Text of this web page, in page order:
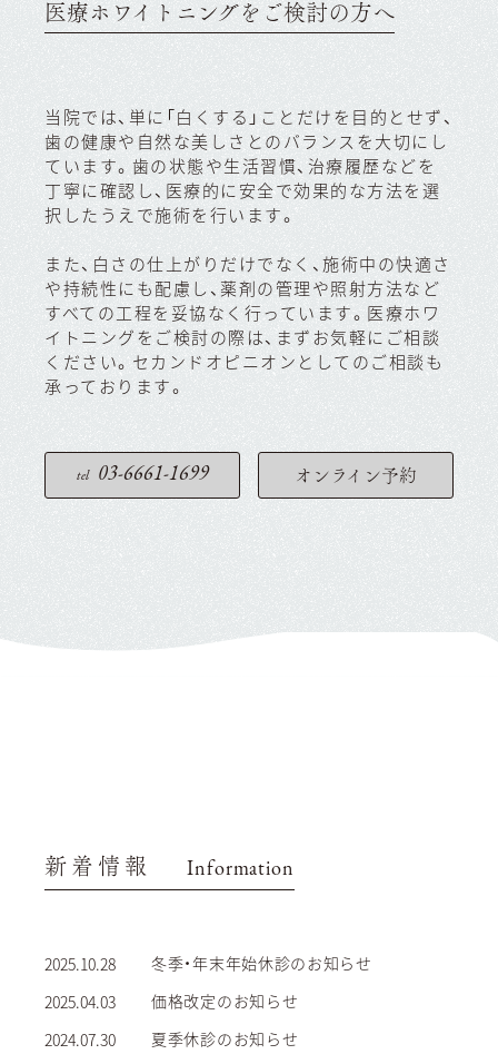
医療ホワイトニングをご検討の方へ
当院では、単に「白くする」ことだけを目的とせず、
歯の健康や自然な美しさとのバランスを大切にし
ています。歯の状態や生活習慣、治療履歴などを
丁寧に確認し、医療的に安全で効果的な方法を選
択したうえで施術を行います。
また、白さの仕上がりだけでなく、施術中の快適さ
や持続性にも配慮し、薬剤の管理や照射方法など
すべての工程を妥協なく行っています。医療ホワ
イトニングをご検討の際は、まずお気軽にご相談
ください。セカンドオピニオンとしてのご相談も
承っております。
tel 03-6661-1699 オンライン予約
新着情報 Information
2025.10.28
冬季・年末年始休診のお知らせ
2025.04.03
価格改定のお知らせ
2024.07.30
夏季休診のお知らせ